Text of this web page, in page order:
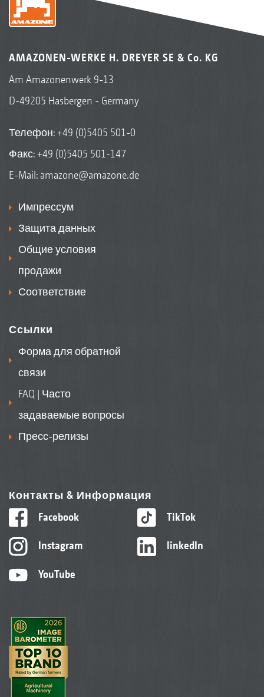
AMAZONEN-WERKE H. DREYER SE & Co. KG
Am Amazonenwerk 9-13
D-49205 Hasbergen - Germany
Телефон:+49 (0)5405 501-0
Факс: +49 (0)5405 501-147
E-Mail: amazone@amazone.de
Импрессум
Защита данных
Общие условия
продажи
Соответствие
Ссылки
Форма для обратной
связи
FAQ | Часто
задаваемые вопросы
Пресс-релизы
Контакты & Информация
Facebook
Instagram
YouTube
TikTok
linkedIn